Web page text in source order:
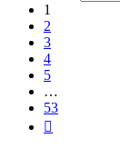
1
2
3
4
5
…
53